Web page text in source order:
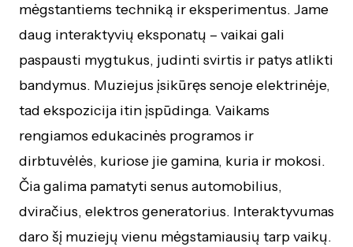
mėgstantiems techniką ir eksperimentus. Jame
daug interaktyvių eksponatų – vaikai gali
paspausti mygtukus, judinti svirtis ir patys atlikti
bandymus. Muziejus įsikūręs senoje elektrinėje,
tad ekspozicija itin įspūdinga. Vaikams
rengiamos edukacinės programos ir
dirbtuvėlės, kuriose jie gamina, kuria ir mokosi.
Čia galima pamatyti senus automobilius,
dviračius, elektros generatorius. Interaktyvumas
daro šį muziejų vienu mėgstamiausių tarp vaikų.